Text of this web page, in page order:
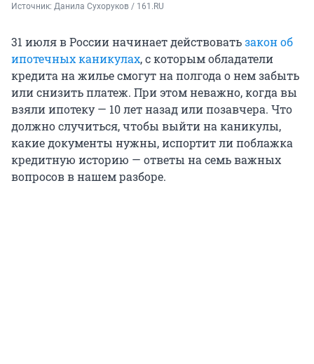
Источник: Данила Сухоруков / 161.RU
31 июля в России начинает действоватьзакон об
ипотечных каникулах, с которым обладатели
кредита на жилье смогут на полгода о нем забыть
или снизить платеж. При этом неважно, когда вы
взяли ипотеку — 10 лет назад или позавчера. Что
должно случиться, чтобы выйти на каникулы,
какие документы нужны, испортит ли поблажка
кредитную историю — ответы на семь важных
вопросов в нашем разборе.